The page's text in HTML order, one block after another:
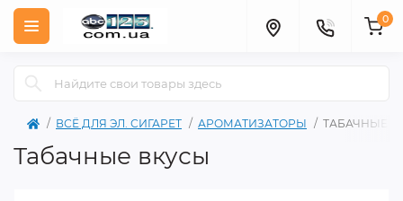
0
ВСЁ ДЛЯ ЭЛ. СИГАРЕТ АРОМАТИЗАТОРЫ ТАБАЧНЫЕ
Табачные вкусы